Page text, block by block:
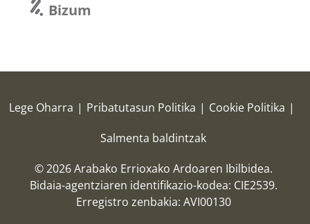
Bizum
Lege Oharra | Pribatutasun Politika | Cookie Politika |
Salmenta baldintzak
© 2026 Arabako Errioxako Ardoaren Ibilbidea.
Bidaia-agentziaren identifikazio-kodea: CIE2539.
Erregistro zenbakia: AVI00130